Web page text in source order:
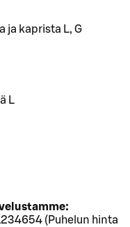
ja kaprista L, G
L
(Puhelun hinta